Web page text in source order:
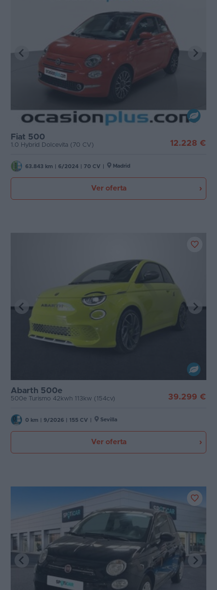
Fiat 500
1.0 Hybrid Dolcevita (70 CV) 12.228 €
63.843 km 6/2024 70 CV Madrid
Ver oferta
Abarth 500e
500e Turismo 42kwh 113kw (154cv) 39.299 €
0 km 9/2026 155 CV Sevilla
Ver oferta